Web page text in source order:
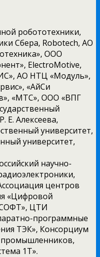
робототехники,
Сбера, Robotech, АО
ООО
ElectroMotive,
АО НТЦ «Модуль»,
«АйСи
«МТС», ООО «ВПГ
Е. Алексеева,
университет,
университет,
научно-
центров
«Цифровой
ЦТИ
программные
ТЭК», Консорциум
промышленников,
1Т».